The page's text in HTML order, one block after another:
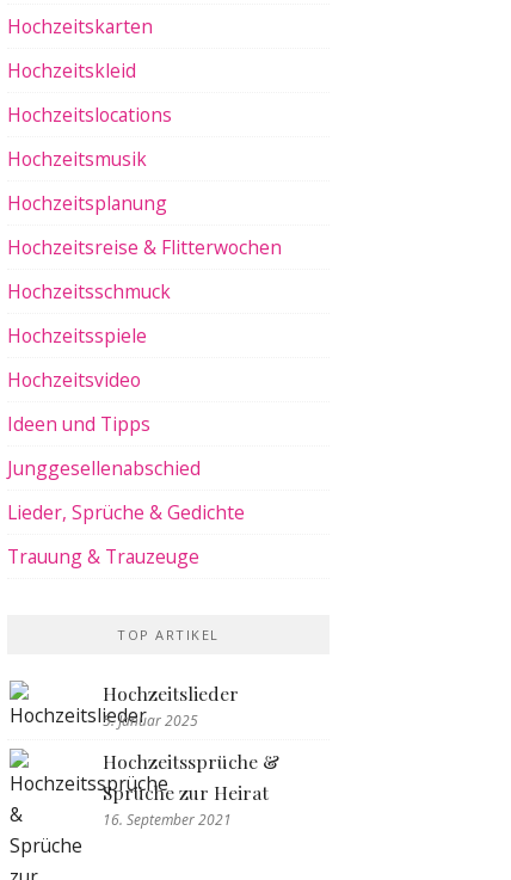
Hochzeitskarten
Hochzeitskleid
Hochzeitslocations
Hochzeitsmusik
Hochzeitsplanung
Hochzeitsreise & Flitterwochen
Hochzeitsschmuck
Hochzeitsspiele
Hochzeitsvideo
Ideen und Tipps
Junggesellenabschied
Lieder, Sprüche & Gedichte
Trauung & Trauzeuge
TOP ARTIKEL
Hochzeitslieder
5. Januar 2025
Hochzeitssprüche &
Sprüche zur Heirat
16. September 2021